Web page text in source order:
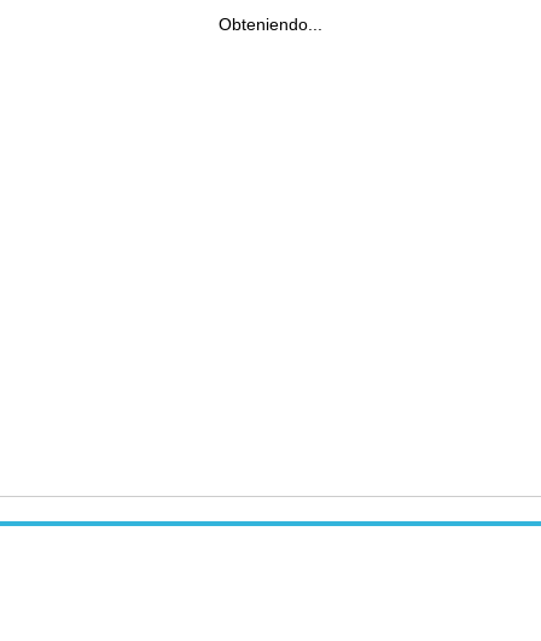
Obteniendo...